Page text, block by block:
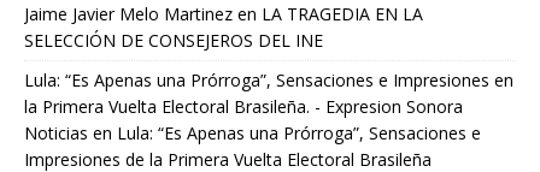
Jaime Javier Melo Martinez en LA TRAGEDIA EN LA
SELECCIÓN DE CONSEJEROS DEL INE
Lula: “Es Apenas una Prórroga”, Sensaciones e Impresiones en
la Primera Vuelta Electoral Brasileña. - Expresion Sonora
Noticias en Lula: “Es Apenas una Prórroga”, Sensaciones e
Impresiones de la Primera Vuelta Electoral Brasileña